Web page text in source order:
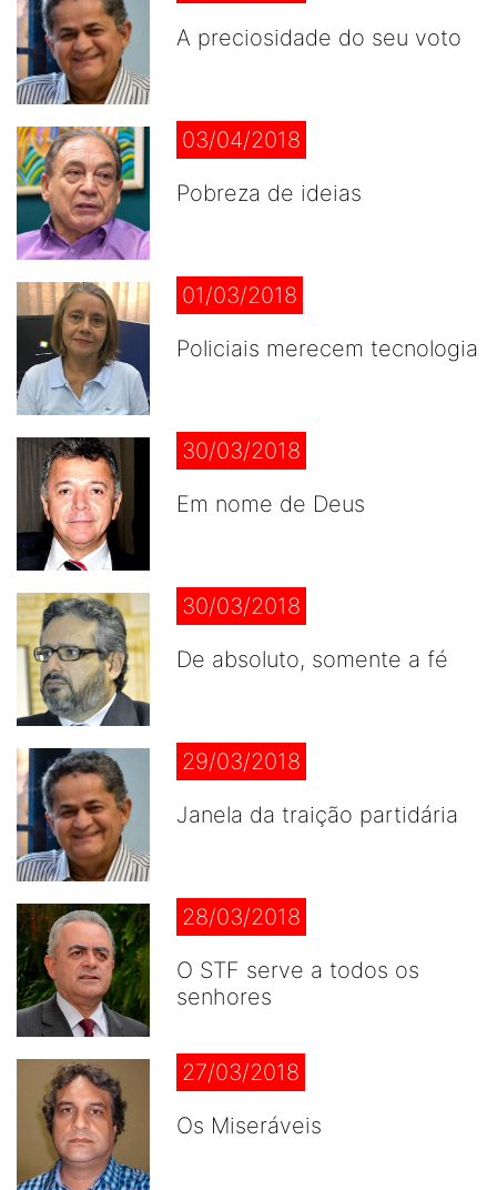
A preciosidade do seu voto
03/04/2018
Pobreza de ideias
01/03/2018
Policiais merecem tecnologia
30/03/2018
Em nome de Deus
30/03/2018
De absoluto, somente a fé
29/03/2018
Janela da traição partidária
28/03/2018
O STF serve a todos os
senhores
27/03/2018
Os Miseráveis